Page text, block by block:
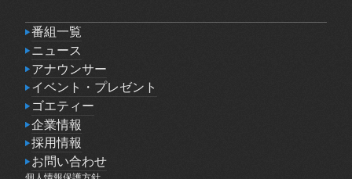
番組一覧
番組一覧
ニュース
ニュース
アナウンサー
アナウンサー
イベント・プレゼント
イベント・プレゼント
ゴエティー
ゴエティー
企業情報
企業情報
採用情報
採用情報
お問い合わせ